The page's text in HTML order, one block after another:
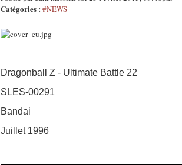
Catégories : #NEWS
Dragonball Z - Ultimate Battle 22
SLES-00291
Bandai
Juillet 1996